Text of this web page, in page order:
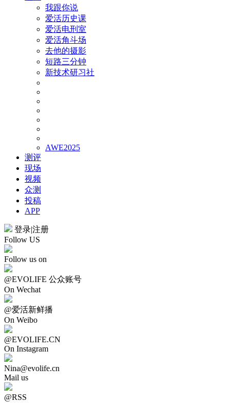
我跟你说
爱活历史课
爱活电刑室
爱活角斗场
去他的摄影
短路三分钟
新技术研习社
AWE2025
测评
现场
视频
众测
投稿
APP
登录|注册
Follow US
Follow us on
@EVOLIFE 公众账号
On Wechat
@爱活新鲜播
On Weibo
@EVOLIFE.CN
On Instagram
Nina@evolife.cn
Mail us
@RSS